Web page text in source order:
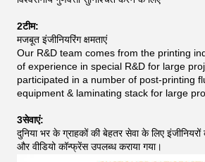
2टीम:
मजबूत इंजीनियरिंग क्षमताएं
Our R&D team comes from the printing
of experience in special R&D for large
participated in a number of post-printing
equipment & laminating stack for large
3सेवाएं:
दुनिया भर के ग्राहकों की बेहतर सेवा के लिए
और वीडियो कॉन्फ्रेंस उपलब्ध कराया गया।